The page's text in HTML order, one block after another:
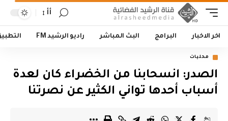
أأ
اخر الاخبار البرامج البث المباشر راديو الرشيد FM
محليات
الصدر: انسحابنا من الخضراء كان لعدة
أسباب أحدها تواني الكثير عن نصرتنا